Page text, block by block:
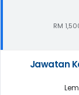
RM
Jawatan